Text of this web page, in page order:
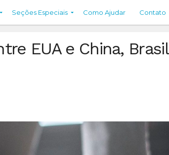
Seções Especiais Como Ajudar Contato
EUA e China, Brasil